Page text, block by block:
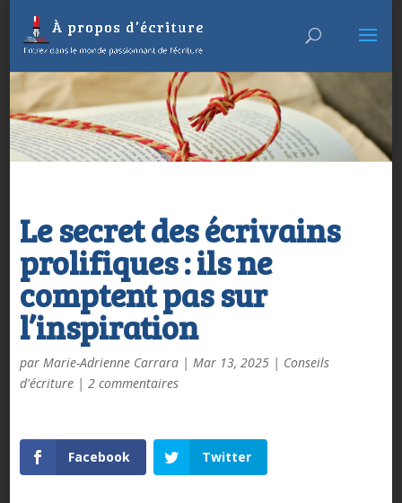
Le secret des écrivains
prolifiques : ils ne
comptent pas sur
l’inspiration
par Marie-Adrienne Carrara| Mar 13, 2025| Conseils
d'écriture| 2 commentaires
Facebook Twitter